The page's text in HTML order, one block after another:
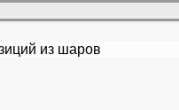
из шаров